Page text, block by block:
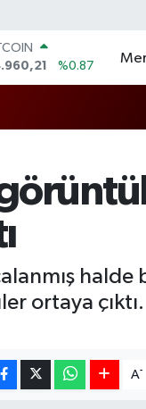
%0.87
%0.38
ALTIN
%0.03
halde
ortaya
A-